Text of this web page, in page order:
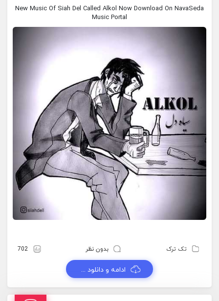
New Music Of Siah Del Called Alkol Now Download On NavaSeda
Music Portal
تک ترک بدون نظر 702
ادامه و دانلود ...